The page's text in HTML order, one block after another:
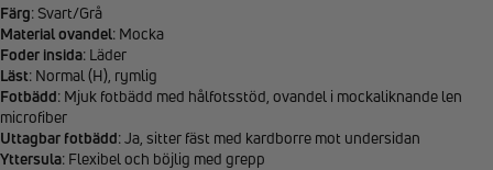
Färg: Svart/Grå
Material ovandel: Mocka
Foder insida: Läder
Läst: Normal (H), rymlig
Fotbädd: Mjuk fotbädd med hålfotsstöd, ovandel i mockaliknande len
microfiber
Uttagbar fotbädd: Ja, sitter fäst med kardborre mot undersidan
Yttersula: Flexibel och böjlig med grepp